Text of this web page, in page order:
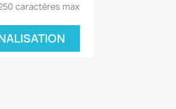
caractères max